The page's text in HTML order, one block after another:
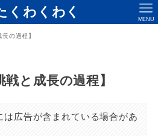
くわくわく MENU
の過程】
と成長の過程】
は広告が含まれている場合があ